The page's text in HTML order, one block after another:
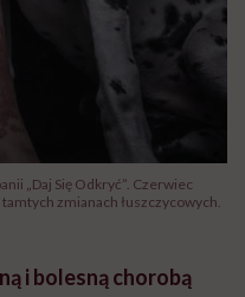
„Daj Się Odkryć”. Czerwiec
zmianach łuszczycowych.
i bolesną chorobą